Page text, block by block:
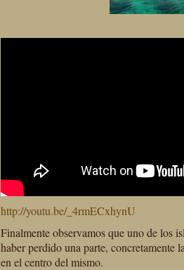
http://youtu.be/_4rmECxhynU
Finalmente observamos que uno de los
haber perdido una parte, concretamente
en el centro del mismo.